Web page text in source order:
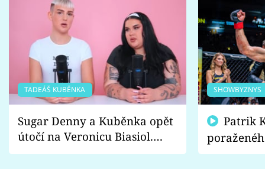
TADEÁŠ KUBĚNKA
Sugar Denny a Kuběnka opět
útočí na Veronicu Biasiol.
Proč je podle nich falešná a
SHOWBYZNYS
fanoušci